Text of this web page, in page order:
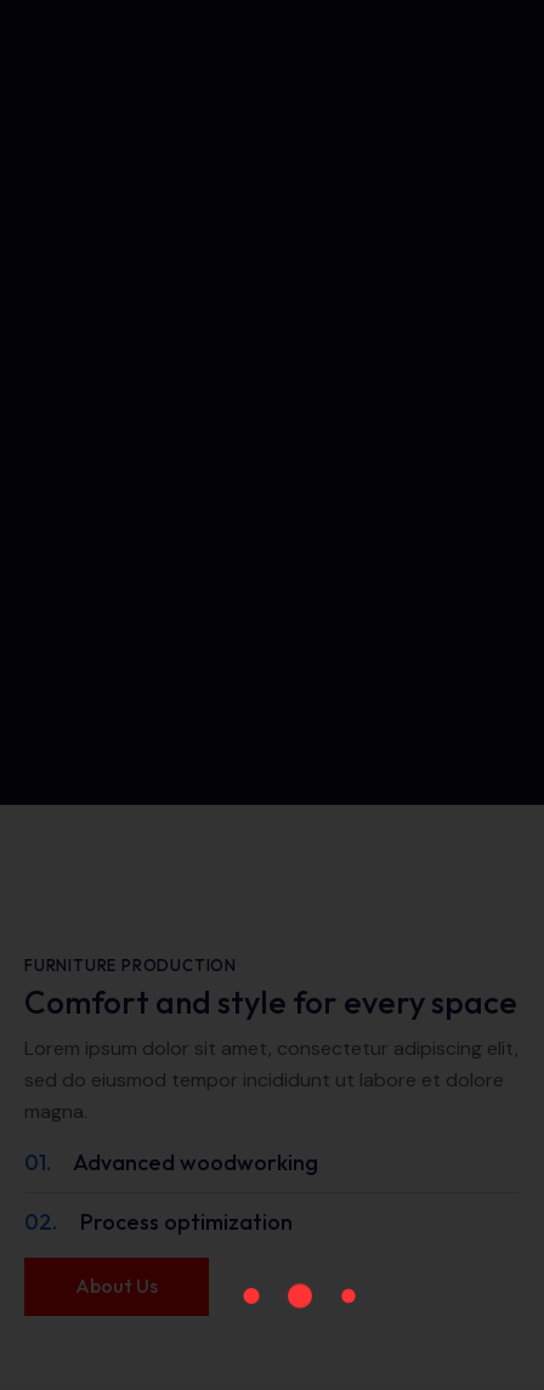
FURNITURE PRODUCTION
Comfort and style for every space
Lorem ipsum dolor sit amet, consectetur adipiscing elit,
sed do eiusmod tempor incididunt ut labore et dolore
magna.
01. Advanced woodworking
02. Process optimization
About Us